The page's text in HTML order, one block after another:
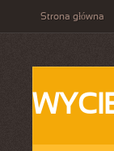
Strona główna